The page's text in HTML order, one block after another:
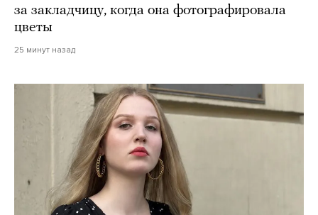
за закладчицу, когда она фотографировала
цветы
25 минут назад